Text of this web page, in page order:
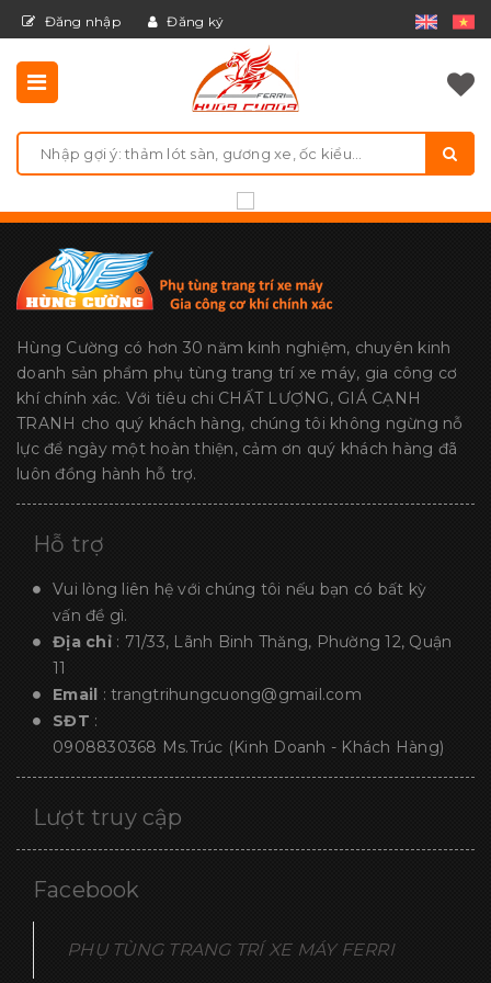
Đăng nhập Đăng ký
Hùng Cường có hơn 30 năm kinh nghiệm, chuyên kinh
doanh sản phẩm phụ tùng trang trí xe máy, gia công cơ
khí chính xác. Với tiêu chi CHẤT LƯỢNG, GIÁ CẠNH
TRANH cho quý khách hàng, chúng tôi không ngừng nỗ
lực để ngày một hoàn thiện, cảm ơn quý khách hàng đã
luôn đồng hành hỗ trợ.
Hỗ trợ
Vui lòng liên hệ với chúng tôi nếu bạn có bất kỳ
vấn đề gì.
Địa chỉ : 71/33, Lãnh Binh Thăng, Phường 12, Quận
11
Email : trangtrihungcuong@gmail.com
SĐT :
0908830368 Ms.Trúc (Kinh Doanh - Khách Hàng)
Lượt truy cập
Facebook
PHỤ TÙNG TRANG TRÍ XE MÁY FERRI